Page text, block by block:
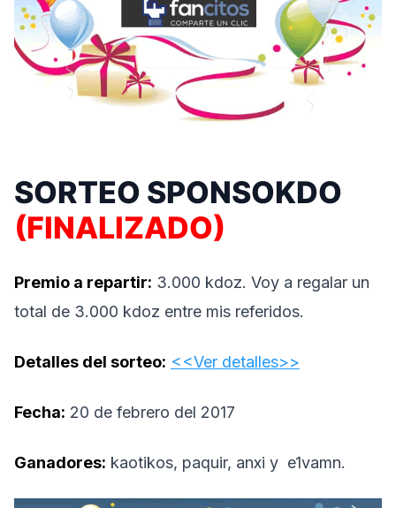
SORTEO SPONSOKDO
(FINALIZADO)
Premio a repartir: 3.000 kdoz. Voy a regalar un
total de 3.000 kdoz entre mis referidos.
Detalles del sorteo: <<Ver detalles>>
Fecha: 20 de febrero del 2017
Ganadores: kaotikos, paquir, anxi y e1vamn.